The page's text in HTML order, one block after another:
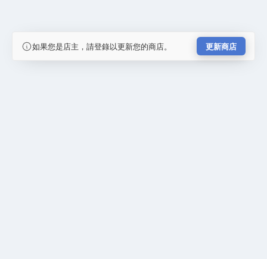
如果您是店主，請登錄以更新您的商店。 更新商店